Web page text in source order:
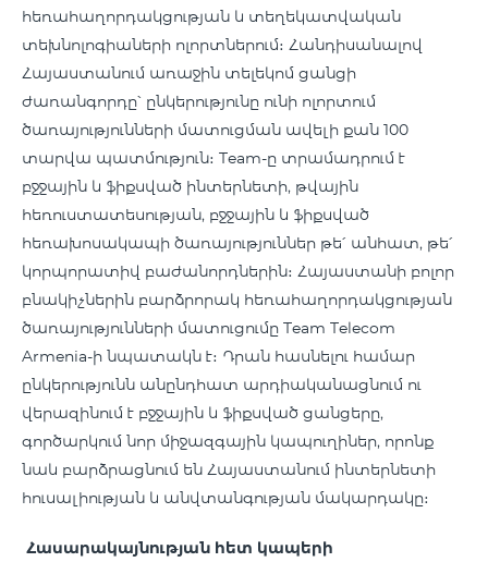
հեռահաղորդակցության և տեղեկատվական
տեխնոլոգիաների ոլորտներում։ Հանդիսանալով
Հայաստանում առաջին տելեկոմ ցանցի
ժառանգորդը՝ ընկերությունը ունի ոլորտում
ծառայությունների մատուցման ավելի քան 100
տարվա պատմություն։ Team-ը տրամադրում է
բջջային և ֆիքսված ինտերնետի, թվային
հեռուստատեսության, բջջային և ֆիքսված
հեռախոսակապի ծառայություններ թե՛ անհատ, թե՛
կորպորատիվ բաժանորդներին։ Հայաստանի բոլոր
բնակիչներին բարձրորակ հեռահաղորդակցության
ծառայությունների մատուցումը Team Telecom
Armenia-ի նպատակն է։ Դրան հասնելու համար
ընկերությունն անընդհատ արդիականացնում ու
վերազինում է բջջային և ֆիքսված ցանցերը,
գործարկում նոր միջազգային կապուղիներ, որոնք
նաև բարձրացնում են Հայաստանում ինտերնետի
հուսալիության և անվտանգության մակարդակը։
Հասարակայնության հետ կապերի